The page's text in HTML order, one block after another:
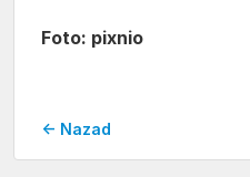
Foto: pixnio
← Nazad